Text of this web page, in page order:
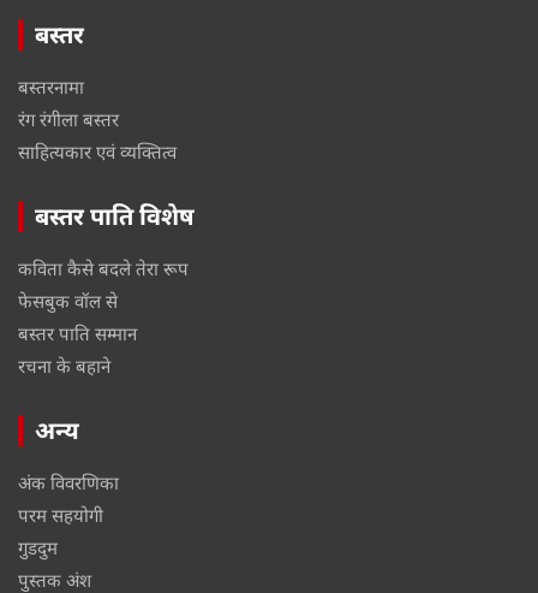
बस्तर
बस्तरनामा
रंग रंगीला बस्तर
साहित्यकार एवं व्यक्तित्व
बस्तर पाति विशेष
कविता कैसे बदले तेरा रूप
फेसबुक वॉल से
बस्तर पाति सम्मान
रचना के बहाने
अन्य
अंक विवरणिका
परम सहयोगी
गुडदुम
पुस्तक अंश